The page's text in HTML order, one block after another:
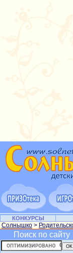
КОНКУРСЫ
Солнышко >
Поиск по сайту